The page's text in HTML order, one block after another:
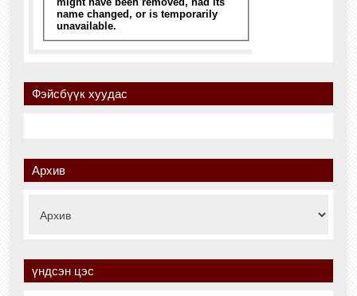
Фэйсбүүк хуудас
Архив
үндсэн цэс